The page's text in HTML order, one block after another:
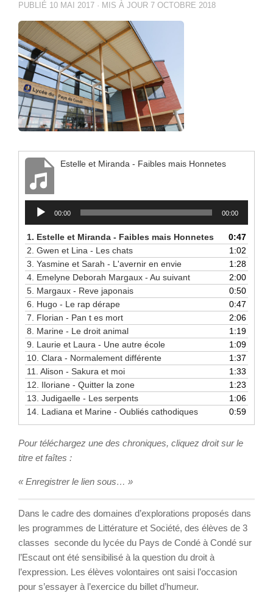
PUBLIÉ 10 MAI 2017 · MIS À JOUR 7 OCTOBRE 2018
Estelle et Miranda - Faibles mais Honnetes
Lecteur
audio
00:00 00:00
1. Estelle et Miranda - Faibles mais Honnetes
0:47
2. Gwen et Lina - Les chats
1:02
3. Yasmine et Sarah - L'avernir en envie
1:28
4. Emelyne Deborah Margaux - Au suivant
2:00
5. Margaux - Reve japonais
0:50
6. Hugo - Le rap dérape
0:47
7. Florian - Pan t es mort
2:06
8. Marine - Le droit animal
1:19
9. Laurie et Laura - Une autre école
1:09
10. Clara - Normalement différente
1:37
11. Alison - Sakura et moi
1:33
12. Iloriane - Quitter la zone
1:23
13. Judigaelle - Les serpents
1:06
14. Ladiana et Marine - Oubliés cathodiques 0:59
Pour téléchargez une des chroniques, cliquez droit sur le
titre et faîtes :
« Enregistrer le lien sous… »
Dans le cadre des domaines d’explorations proposés dans
les programmes de Littérature et Société, des élèves de 3
classes seconde du lycée du Pays de Condé à Condé sur
l’Escaut ont été sensibilisé à la question du droit à
l’expression. Les élèves volontaires ont saisi l’occasion
pour s’essayer à l’exercice du billet d’humeur.